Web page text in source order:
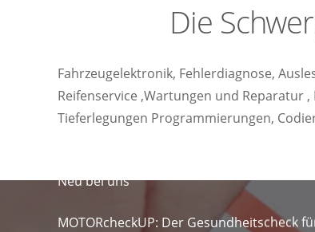
Die
Fahrzeugelektronik, Fehlerdiagnose,
Reifenservice ,Wartungen und Reparatur
Tieferlegungen Programmierungen,
Neu bei uns
MOTORcheckUP: Der